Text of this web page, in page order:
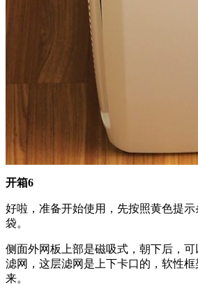
开箱6
好啦，准备开始使用，先按照黄色提
袋。
侧面外网板上部是磁吸式，朝下后，
滤网，这层滤网是上下卡口的，软性
来。